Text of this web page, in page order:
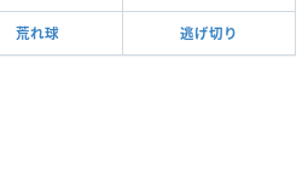
荒れ球 逃げ切り